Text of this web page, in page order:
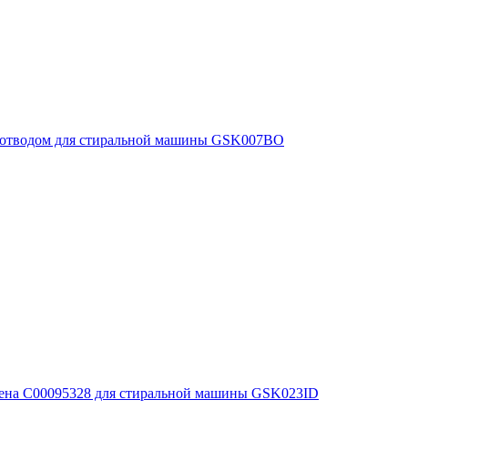
для стиральной машины GSK007BO
C00095328 для стиральной машины GSK023ID